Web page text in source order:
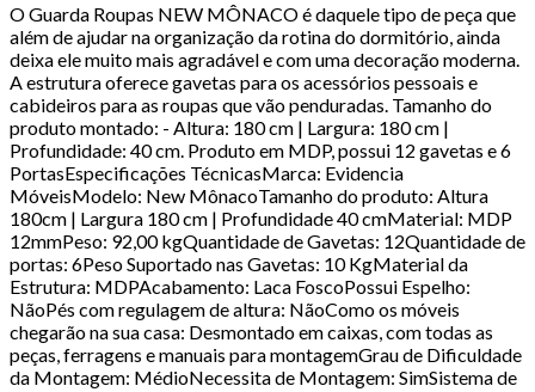
O Guarda Roupas NEW MÔNACO é daquele tipo de peça que
além de ajudar na organização da rotina do dormitório, ainda
deixa ele muito mais agradável e com uma decoração moderna.
A estrutura oferece gavetas para os acessórios pessoais e
cabideiros para as roupas que vão penduradas. Tamanho do
produto montado: - Altura: 180 cm | Largura: 180 cm |
Profundidade: 40 cm. Produto em MDP, possui 12 gavetas e 6
PortasEspecificações TécnicasMarca: Evidencia
MóveisModelo: New MônacoTamanho do produto: Altura
180cm | Largura 180 cm | Profundidade 40 cmMaterial: MDP
12mmPeso: 92,00 kgQuantidade de Gavetas: 12Quantidade de
portas: 6Peso Suportado nas Gavetas: 10 KgMaterial da
Estrutura: MDPAcabamento: Laca FoscoPossui Espelho:
NãoPés com regulagem de altura: NãoComo os móveis
chegarão na sua casa: Desmontado em caixas, com todas as
peças, ferragens e manuais para montagemGrau de Dificuldade
da Montagem: MédioNecessita de Montagem: SimSistema de